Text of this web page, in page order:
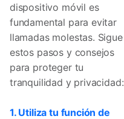
dispositivo móvil es
fundamental para evitar
llamadas molestas. Sigue
estos pasos y consejos
para proteger tu
tranquilidad y privacidad:
1. Utiliza tu función de